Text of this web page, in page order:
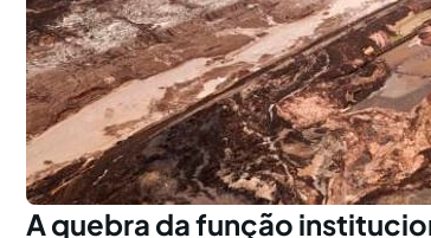
A quebra da função